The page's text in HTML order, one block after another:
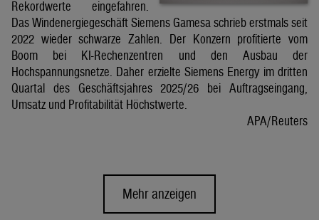
Rekordwerte eingefahren.
Das Windenergiegeschäft Siemens Gamesa schrieb erstmals seit
2022 wieder schwarze Zahlen. Der Konzern profitierte vom
Boom bei KI-Rechenzentren und den Ausbau der
Hochspannungsnetze. Daher erzielte Siemens Energy im dritten
Quartal des Geschäftsjahres 2025/26 bei Auftragseingang,
Umsatz und Profitabilität Höchstwerte.
APA/Reuters
Mehr anzeigen